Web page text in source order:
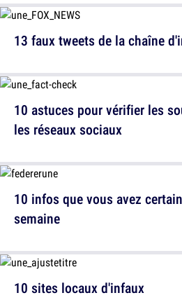
13 faux tweets de la chaîne
10 infos que vous avez
semaine
10 astuces pour vérifier les
les réseaux sociaux
10 sites locaux d'infaux